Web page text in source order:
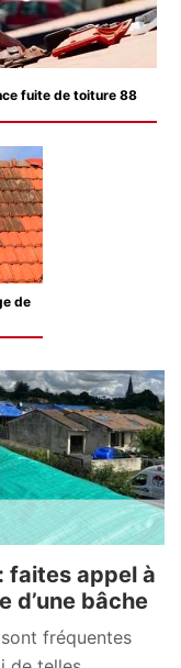
fuite de toiture 88
de
faites appel à
d’une bâche
fréquentes